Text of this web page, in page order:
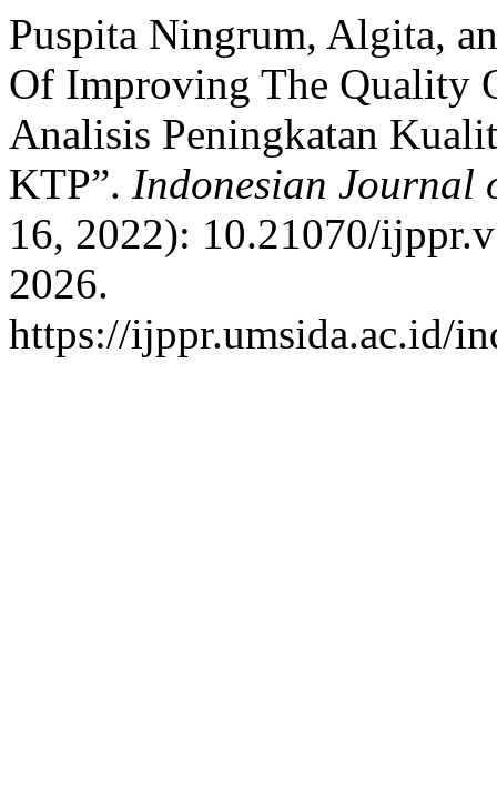
Puspita Ningrum, Algita,
Of Improving The Quality
Analisis Peningkatan
KTP”. Indonesian Journal
16, 2022): 10.21070/
2026.
https://ijppr.umsida.ac.id/